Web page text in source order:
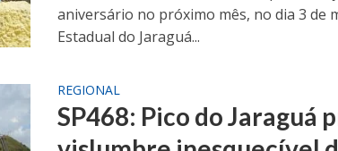
aniversário no próximo mês, no dia 3 de
Estadual do Jaraguá...
REGIONAL
SP468: Pico do Jaraguá